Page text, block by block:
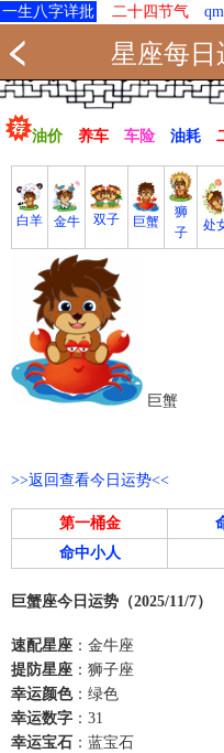
一生八字详批 二十四节气
星座每日
油价 养车 车险 油耗
白羊 金牛 双子 巨蟹
狮
子
处
巨蟹
>>返回查看今日运势<<
第一桶金
命中小人
巨蟹座今日运势（2025/11/7）
速配星座 ：金牛座
提防星座 ：狮子座
幸运颜色：绿色
幸运数字 ：31
幸运宝石 ：蓝宝石